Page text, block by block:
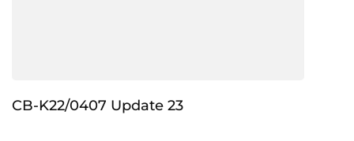
CB-K22/0407 Update 23